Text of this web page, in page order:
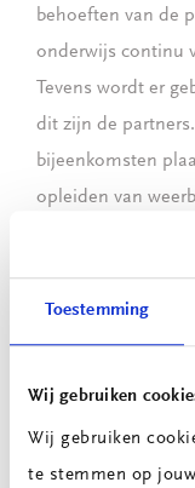
Toestemming
Wij gebruiken
Wij gebruiken
te stemmen op
behoeften van de
onderwijs continu
Tevens wordt er
dit zijn de
bijeenkomsten
opleiden van
heeft toegang tot
het project
gebruikersgegevens.